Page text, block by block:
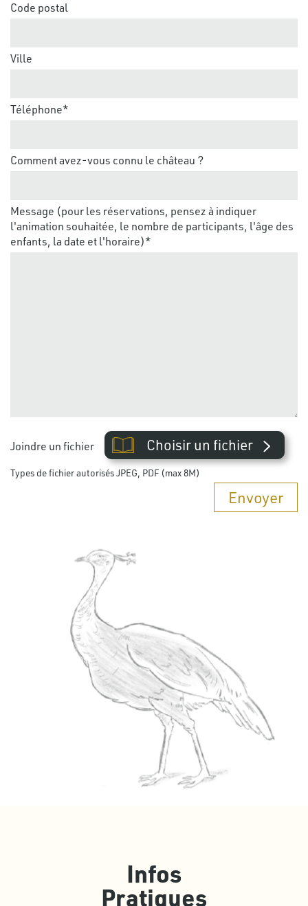
Code postal
Ville
Téléphone*
Comment avez-vous connu le château ?
Message (pour les réservations, pensez à indiquer
l'animation souhaitée, le nombre de participants, l'âge des
enfants, la date et l'horaire)*
Joindre un fichier Choisir un fichier
Types de fichier autorisés JPEG, PDF (max 8M)
Infos
Pratiques